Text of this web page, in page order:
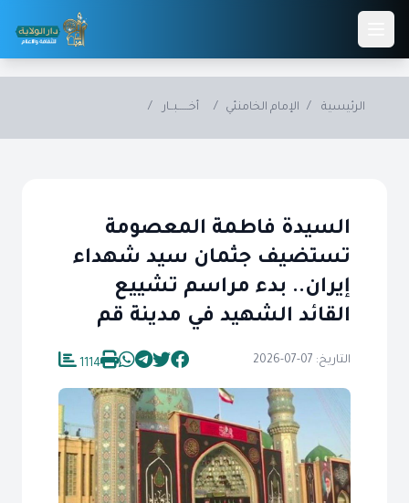
Skip to main content
الرئيسية / الإمام الخامنئي / أخــــــبــار /
السيدة فاطمة المعصومة
تستضيف جثمان سيد شهداء
إيران.. بدء مراسم تشييع
القائد الشهيد في مدينة قم
التاريخ: 07-07-2026 1114